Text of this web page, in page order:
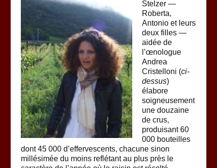
Stelzer —
Roberta,
Antonio et leurs
deux filles —
aidée de
l’œnologue
Andrea
Cristelloni (ci-
dessus)
élabore
soigneusement
une douzaine
de crus,
produisant 60
000 bouteilles
dont 45 000 d’effervescents, chacune sinon
millésimée du moins reflétant au plus près le